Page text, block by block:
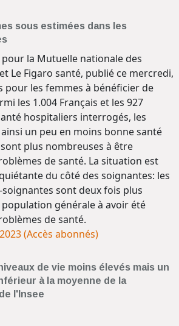
sous estimées dans les
la Mutuelle nationale des
Le Figaro santé, publié ce mercredi,
pour les femmes à bénéficier de
les 1.004 Français et les 927
hospitaliers interrogés, les
un peu en moins bonne santé
plus nombreuses à être
de santé. La situation est
du côté des soignantes: les
sont deux fois plus
générale à avoir été
de santé.
(Accès abonnés)
de vie moins élevés mais un
à la moyenne de la
l'Insee